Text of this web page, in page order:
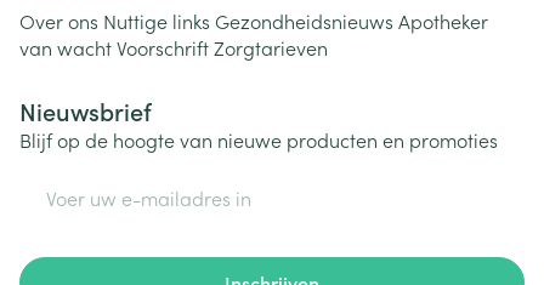
Over ons Nuttige links Gezondheidsnieuws Apotheker
van wachtVoorschriftZorgtarieven
Nieuwsbrief
Blijf op de hoogte van nieuwe producten en promoties